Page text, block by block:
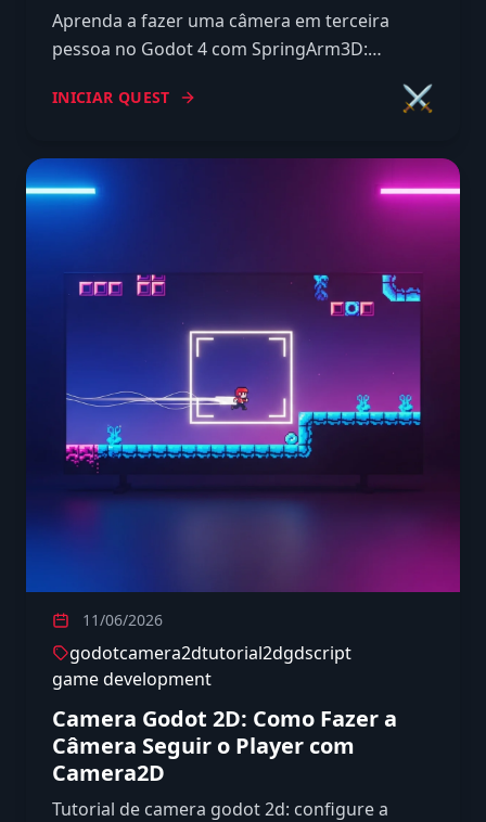
Aprenda a fazer uma câmera em terceira
pessoa no Godot 4 com SpringArm3D:
movimento relativo à câmera em GDScript.
INICIAR QUEST ⚔️
11/06/2026
godotcamera2dtutorial2dgdscript
game development
Camera Godot 2D: Como Fazer a
Câmera Seguir o Player com
Camera2D
Tutorial de camera godot 2d: configure a